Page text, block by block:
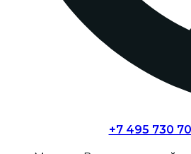
+7 495 730